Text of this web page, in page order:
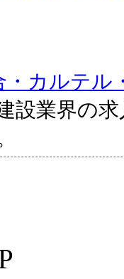
・カルテ
設業界の